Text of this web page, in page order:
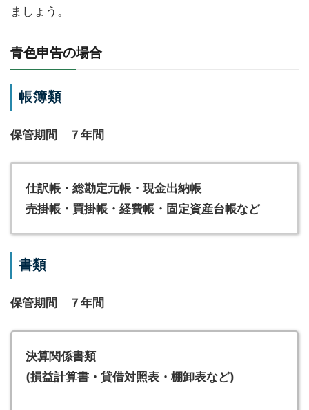
ましょう。
青色申告の場合
帳簿類
保管期間 ７年間
仕訳帳・総勘定元帳・現金出納帳
売掛帳・買掛帳・経費帳・固定資産台帳など
書類
保管期間 ７年間
決算関係書類
(損益計算書・貸借対照表・棚卸表など)